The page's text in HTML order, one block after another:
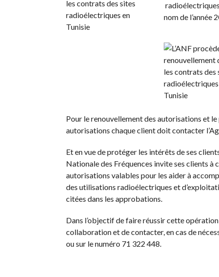
nom de l’année
Pour le renouvellement des autorisations et
autorisations chaque client doit contacter
Et en vue de protéger les intérêts de ses
Nationale des Fréquences invite ses clients
autorisations valables pour les aider à
des utilisations radioélectriques et
citées dans les approbations.
Dans l’objectif de faire réussir cette
collaboration et de contacter, en cas de
ou sur le numéro 71 322 448.